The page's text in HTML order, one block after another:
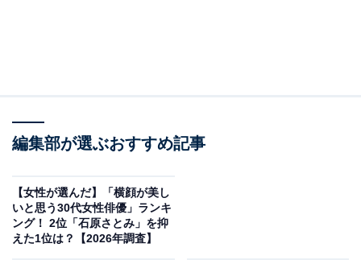
長いと短いのがいいなって
暗いと明るくしたいなって
明るいとめんどうになって
編集部が選ぶおすすめ記事
【女性が選んだ】「横顔が美し
いと思う30代女性俳優」ランキ
ング！ 2位「石原さとみ」を抑
えた1位は？【2026年調査】